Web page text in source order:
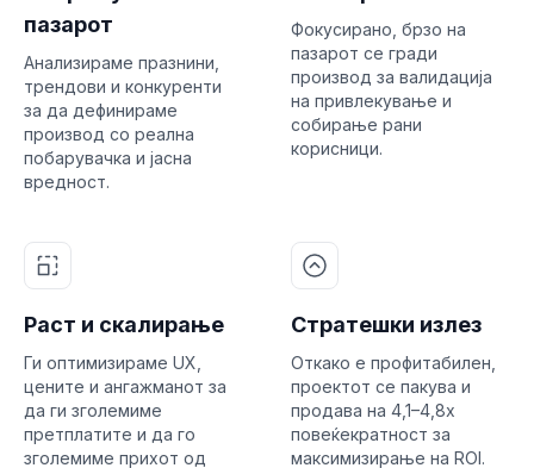
пазарот
Анализираме празнини,
трендови и конкуренти
за да дефинираме
производ со реална
побарувачка и јасна
вредност.
Фокусирано, брзо на
пазарот се гради
производ за валидација
на привлекување и
собирање рани
корисници.
Раст и скалирање
Ги оптимизираме UX,
цените и ангажманот за
да ги зголемиме
претплатите и да го
зголемиме прихот од
Стратешки излез
Откако е профитабилен,
проектот се пакува и
продава на 4,1–4,8x
повеќекратност за
максимизирање на ROI.